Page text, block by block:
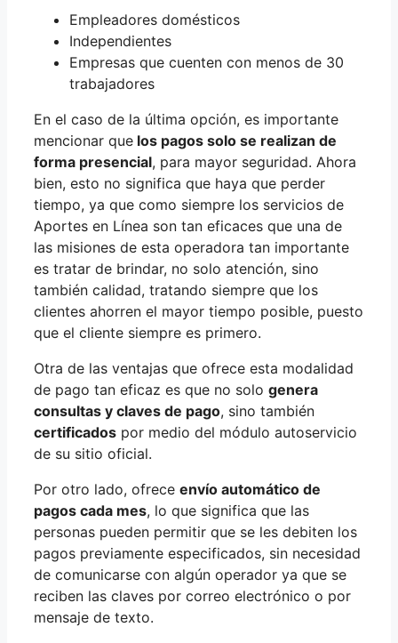
Empleadores domésticos
Independientes
Empresas que cuenten con menos de 30
trabajadores
En el caso de la última opción, es importante
mencionar que los pagos solo se realizan de
forma presencial, para mayor seguridad. Ahora
bien, esto no significa que haya que perder
tiempo, ya que como siempre los servicios de
Aportes en Línea son tan eficaces que una de
las misiones de esta operadora tan importante
es tratar de brindar, no solo atención, sino
también calidad, tratando siempre que los
clientes ahorren el mayor tiempo posible, puesto
que el cliente siempre es primero.
Otra de las ventajas que ofrece esta modalidad
de pago tan eficaz es que no solo genera
consultas y claves de pago, sino también
certificados por medio del módulo autoservicio
de su sitio oficial.
Por otro lado, ofrece envío automático de
pagos cada mes, lo que significa que las
personas pueden permitir que se les debiten los
pagos previamente especificados, sin necesidad
de comunicarse con algún operador ya que se
reciben las claves por correo electrónico o por
mensaje de texto.